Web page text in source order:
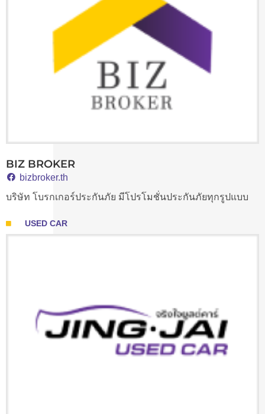
BIZ BROKER
bizbroker.th
บริษัท โบรกเกอร์ประกันภัย มีโปรโมชั่นประกันภัยทุกรูปแบบ
USED CAR